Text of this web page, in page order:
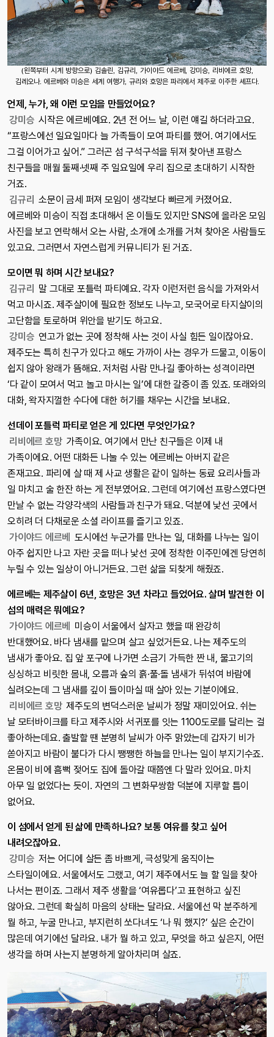
(왼쪽부터 시계 방향으로) 김솔린, 김규리, 가이야드 에르베, 강미승, 리비에르 호망,
김레오나. 에르베와 미승은 세계 여행가, 규리와 호망은 파리에서 제주로 이주한 셰프다.
언제, 누가, 왜 이런 모임을 만들었어요?
강미승 시작은 에르베예요. 2년 전 어느 날, 이런 얘길 하더라고요.
“프랑스에선 일요일마다 늘 가족들이 모여 파티를 했어. 여기에서도
그걸 이어가고 싶어.” 그러곤 섬 구석구석을 뒤져 찾아낸 프랑스
친구들을 매월 둘째·넷째 주 일요일에 우리 집으로 초대하기 시작한
거죠.
김규리 소문이 금세 퍼져 모임이 생각보다 빠르게 커졌어요.
에르베와 미승이 직접 초대해서 온 이들도 있지만 SNS에 올라온 모임
사진을 보고 연락해서 오는 사람, 소개에 소개를 거쳐 찾아온 사람들도
있고요. 그러면서 자연스럽게 커뮤니티가 된 거죠.
모이면 뭐 하며 시간 보내요?
김규리 말 그대로 포틀럭 파티예요. 각자 이런저런 음식을 가져와서
먹고 마시죠. 제주살이에 필요한 정보도 나누고, 모국어로 타지살이의
고단함을 토로하며 위안을 받기도 하고요.
강미승 연고가 없는 곳에 정착해 사는 것이 사실 힘든 일이잖아요.
제주도는 특히 친구가 있다고 해도 가까이 사는 경우가 드물고, 이동이
쉽지 않아 왕래가 뜸해요. 저처럼 사람 만나길 좋아하는 성격이라면
‘다 같이 모여서 먹고 놀고 마시는 일’에 대한 갈증이 좀 있죠. 또래와의
대화, 왁자지껄한 수다에 대한 허기를 채우는 시간을 보내요.
선데이 포틀럭 파티로 얻은 게 있다면 무엇인가요?
리비에르 호망 가족이요. 여기에서 만난 친구들은 이제 내
가족이에요. 어떤 대화든 나눌 수 있는 에르베는 아버지 같은
존재고요. 파리에 살 때 제 사교 생활은 같이 일하는 동료 요리사들과
일 마치고 술 한잔 하는 게 전부였어요. 그런데 여기에선 프랑스였다면
만날 수 없는 각양각색의 사람들과 친구가 돼요. 덕분에 낯선 곳에서
오히려 더 다채로운 소셜 라이프를 즐기고 있죠.
가이야드 에르베
도시에선 누군가를 만나는 일, 대화를 나누는 일이
아주 쉽지만 나고 자란 곳을 떠나 낯선 곳에 정착한 이주민에겐 당연히
누릴 수 있는 일상이 아니거든요. 그런 삶을 되찾게 해줬죠.
에르베는 제주살이 6년, 호망은 3년 차라고 들었어요. 살며 발견한 이
섬의 매력은 뭐예요?
가이야드 에르베
미승이 서울에서 살자고 했을 때 완강히
반대했어요. 바다 냄새를 맡으며 살고 싶었거든요. 나는 제주도의
냄새가 좋아요. 집 앞 포구에 나가면 소금기 가득한 짠 내, 물고기의
싱싱하고 비릿한 몸내, 오름과 숲의 흙·풀·돌 냄새가 뒤섞여 바람에
실려오는데 그 냄새를 깊이 들이마실 때 살아 있는 기분이에요.
리비에르 호망 제주도의 변덕스러운 날씨가 정말 재미있어요. 쉬는
날 모터바이크를 타고 제주시와 서귀포를 잇는 1100도로를 달리는 걸
좋아하는데요. 출발할 땐 분명히 날씨가 아주 맑았는데 갑자기 비가
쏟아지고 바람이 불다가 다시 쨍쨍한 하늘을 만나는 일이 부지기수죠.
온몸이 비에 흠뻑 젖어도 집에 돌아갈 때쯤엔 다 말라 있어요. 마치
아무 일 없었다는 듯이. 자연의 그 변화무쌍함 덕분에 지루할 틈이
없어요.
이 섬에서 얻게 된 삶에 만족하나요? 보통 여유를 찾고 싶어
내려오잖아요.
강미승 저는 어디에 살든 좀 바쁘게, 극성맞게 움직이는
스타일이에요. 서울에서도 그랬고, 여기 제주에서도 늘 할 일을 찾아
나서는 편이죠. 그래서 제주 생활을 ‘여유롭다’고 표현하고 싶진
않아요. 그런데 확실히 마음의 상태는 달라요. 서울에선 막 분주하게
뭘 하고, 누굴 만나고, 부지런히 쏘다녀도 ‘나 뭐 했지?’ 싶은 순간이
많은데 여기에선 달라요. 내가 뭘 하고 있고, 무엇을 하고 싶은지, 어떤
생각을 하며 사는지 분명하게 알아차리며 살죠.